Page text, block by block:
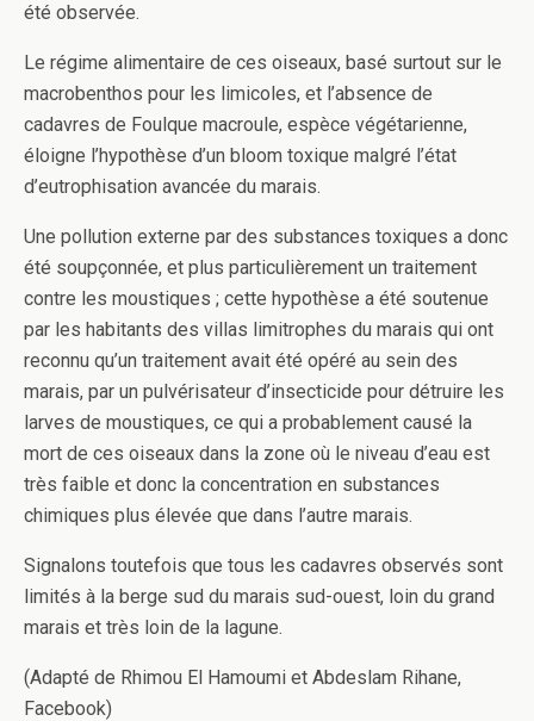
été observée.
Le régime alimentaire de ces oiseaux, basé surtout sur le
macrobenthos pour les limicoles, et l’absence de
cadavres de Foulque macroule, espèce végétarienne,
éloigne l’hypothèse d’un bloom toxique malgré l’état
d’eutrophisation avancée du marais.
Une pollution externe par des substances toxiques a donc
été soupçonnée, et plus particulièrement un traitement
contre les moustiques ; cette hypothèse a été soutenue
par les habitants des villas limitrophes du marais qui ont
reconnu qu’un traitement avait été opéré au sein des
marais, par un pulvérisateur d’insecticide pour détruire les
larves de moustiques, ce qui a probablement causé la
mort de ces oiseaux dans la zone où le niveau d’eau est
très faible et donc la concentration en substances
chimiques plus élevée que dans l’autre marais.
Signalons toutefois que tous les cadavres observés sont
limités à la berge sud du marais sud-ouest, loin du grand
marais et très loin de la lagune.
(Adapté de Rhimou El Hamoumi et Abdeslam Rihane,
Facebook)